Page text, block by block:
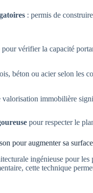
: permis de
pour vérifier la capacité
béton ou acier selon les
valorisation immobilière
pour respecter le
pour augmenter sa
ingénieuse pour
cette technique